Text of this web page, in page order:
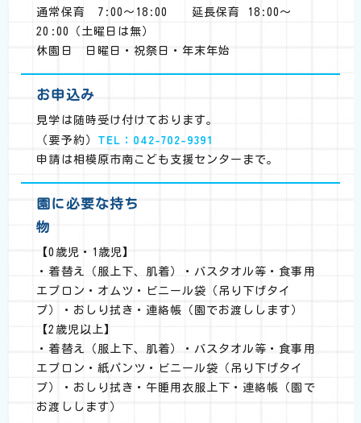
通常保育 7:00～18:00 延長保育 18:00～
20:00（土曜日は無）
休園日 日曜日・祝祭日・年末年始
お申込み
見学は随時受け付けております。
（要予約） TEL：042-702-9391
申請は相模原市南こども支援センターまで。
園に必要な持ち
物
【0歳児・1歳児】
・着替え（服上下、肌着）・バスタオル等・食事用
エプロン・オムツ・ビニール袋（吊り下げタイ
プ）・おしり拭き・連絡帳（園でお渡しします）
【2歳児以上】
・着替え（服上下、肌着）・バスタオル等・食事用
エプロン・紙パンツ・ビニール袋（吊り下げタイ
プ）・おしり拭き・午睡用衣服上下・連絡帳（園で
お渡しします）